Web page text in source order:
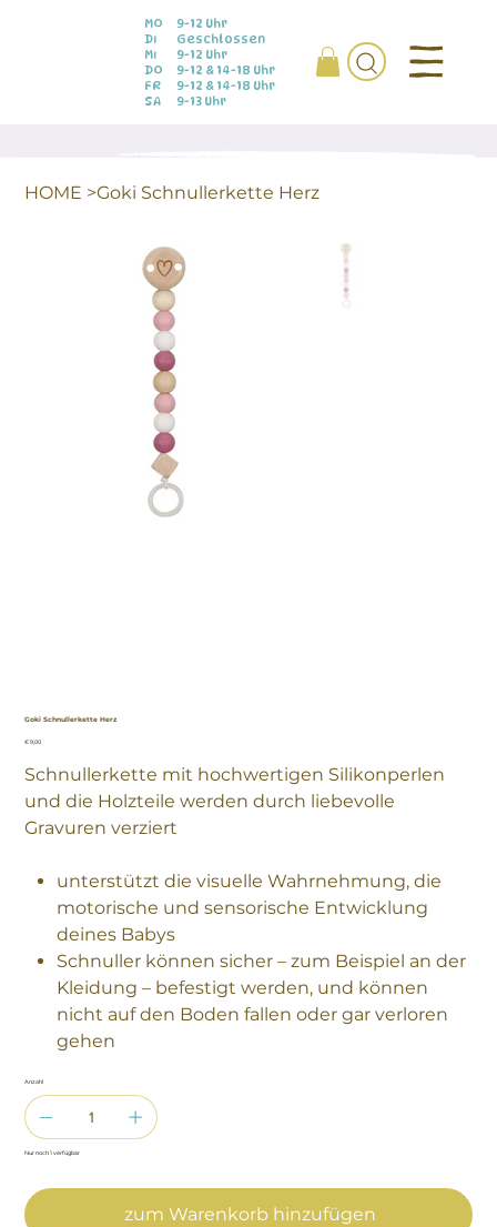
MO
DI
MI
DO
FR
SA
9-12 Uhr
Geschlossen
9-12 Uhr
9-12 & 14-18 Uhr
9-12 & 14-18 Uhr
9-13 Uhr
HOME >Goki Schnullerkette Herz
Goki Schnullerkette Herz
Preis
€ 9,00
Schnullerkette mit hochwertigen Silikonperlen
und die Holzteile werden durch liebevolle
Gravuren verziert
unterstützt die visuelle Wahrnehmung, die
motorische und sensorische Entwicklung
deines Babys
Schnuller können sicher – zum Beispiel an der
Kleidung – befestigt werden, und können
nicht auf den Boden fallen oder gar verloren
gehen
Anzahl
Nur noch 1 verfügbar
zum Warenkorb hinzufügen